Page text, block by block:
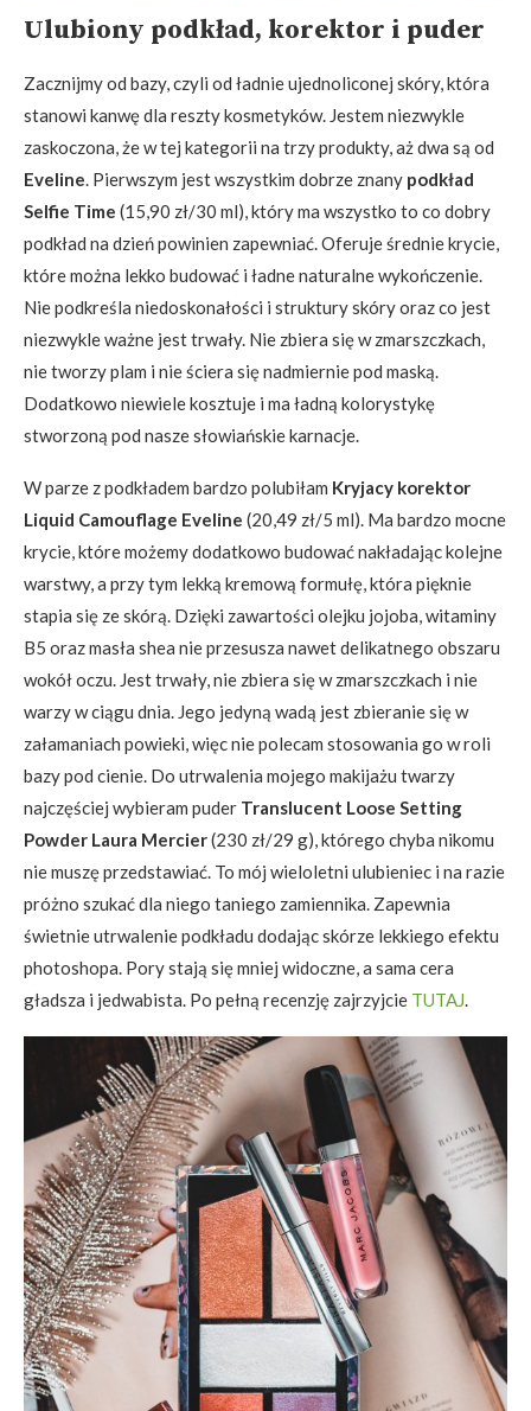
Ulubiony podkład, korektor i puder
Zacznijmy od bazy, czyli od ładnie ujednoliconej skóry, która
stanowi kanwę dla reszty kosmetyków. Jestem niezwykle
zaskoczona, że w tej kategorii na trzy produkty, aż dwa są od
Eveline. Pierwszym jest wszystkim dobrze znany podkład
Selfie Time (15,90 zł/30 ml), który ma wszystko to co dobry
podkład na dzień powinien zapewniać. Oferuje średnie krycie,
które można lekko budować i ładne naturalne wykończenie.
Nie podkreśla niedoskonałości i struktury skóry oraz co jest
niezwykle ważne jest trwały. Nie zbiera się w zmarszczkach,
nie tworzy plam i nie ściera się nadmiernie pod maską.
Dodatkowo niewiele kosztuje i ma ładną kolorystykę
stworzoną pod nasze słowiańskie karnacje.
W parze z podkładem bardzo polubiłam Kryjacy korektor
Liquid Camouflage Eveline (20,49 zł/5 ml). Ma bardzo mocne
krycie, które możemy dodatkowo budować nakładając kolejne
warstwy, a przy tym lekką kremową formułę, która pięknie
stapia się ze skórą. Dzięki zawartości olejku jojoba, witaminy
B5 oraz masła shea nie przesusza nawet delikatnego obszaru
wokół oczu. Jest trwały, nie zbiera się w zmarszczkach i nie
warzy w ciągu dnia. Jego jedyną wadą jest zbieranie się w
załamaniach powieki, więc nie polecam stosowania go w roli
bazy pod cienie. Do utrwalenia mojego makijażu twarzy
najczęściej wybieram puder Translucent Loose Setting
Powder Laura Mercier(230 zł/29 g), którego chyba nikomu
nie muszę przedstawiać. To mój wieloletni ulubieniec i na razie
próżno szukać dla niego taniego zamiennika. Zapewnia
świetnie utrwalenie podkładu dodając skórze lekkiego efektu
photoshopa. Pory stają się mniej widoczne, a sama cera
gładsza i jedwabista. Po pełną recenzję zajrzyjcie TUTAJ.